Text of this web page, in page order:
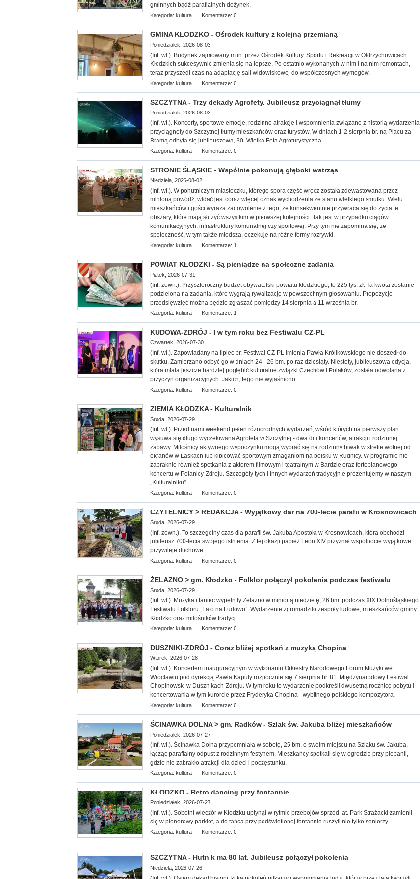
gminnych bądź parafialnych dożynek.
Kategoria: kultura Komentarze: 0
GMINA KŁODZKO - Ośrodek kultury z kolejną przemianą
Poniedziałek, 2026-08-03
(Inf. wł.). Budynek zajmowany m.in. przez Ośrodek Kultury, Sportu i Rekreacji w Ołdrzychowicach
Kłodzkich su kcesywnie zmienia się na lepsze. Po ostatnio wykonanych w nim i na nim remontach,
teraz przyszedł czas na adaptację sali widowiskowej do współczesnych wymogów.
Kategoria: kultura Komentarze: 0
SZCZYTNA - Trzy dekady Agrofety. Jubileusz przyciągnął tłumy
Poniedziałek, 2026-08-03
(Inf. wł.). Koncerty, sportowe emocje, rodzinne atrakcje i wspomnienia związane z historią wydarzenia
przyciągnęły do Szczytnej tłumy mieszkańców oraz turystów. W dniach 1-2 sierpnia br. na Placu za
Bramą odbyła się jubileuszowa, 30. Wielka Feta Agroturystyczna.
Kategoria: kultura Komentarze: 0
STRONIE ŚLĄSKIE - Wspólnie pokonują głęboki wstrząs
Niedziela, 2026-08-02
(Inf. wł.). W pohutniczym miasteczku, którego spora część wręcz została zdewastowana przez
minioną powódź, widać jest coraz więcej oznak wychodzenia ze stanu wielkiego smutku. Wielu
mieszkańców i gości wyraża zadowolenie z tego, że konsekwentnie przywraca się do życia te
obszary, które mają służyć wszystkim w pierwszej kolejności. Tak jest w przypadku ciągów
komunikacyjnych, infrastruktury komunalnej czy sportowej. Przy tym nie zapomina się, że
społeczność, w tym także młodsza, oczekuje na różne formy rozrywki.
Kategoria: kultura Komentarze: 1
POWIAT KŁODZKI - Są pieniądze na społeczne zadania
Piątek, 2026-07-31
(Inf. zewn.). Przyszłoroczny budżet obywatelski powiatu kłodzkiego, to 225 tys. zł. Ta kwota zostanie
podzielona na zadania, które wygrają rywalizację w powszechnym głosowaniu. Propozycje
przedsięwzięć można będzie zgłaszać pomiędzy 14 sierpnia a 11 września br.
Kategoria: kultura Komentarze: 1
KUDOWA-ZDRÓJ - I w tym roku bez Festiwalu CZ-PL
Czwartek, 2026-07-30
(Inf. wł.). Zapowiadany na lipiec br. Festiwal CZ-PL imienia Pawła Królikowskiego nie doszedł do
skutku. Zamierzano odbyć go w dniach 24 - 26 bm. po raz dziesiąty. Niestety, jubileuszowa edycja,
która miała jeszcze bardziej pogłębić kulturalne związki Czechów i Polaków, została odwołana z
przyczyn organizacyjnych. Jakich, tego nie wyjaśniono.
Kategoria: kultura Komentarze: 0
ZIEMIA KŁODZKA - Kulturalnik
Środa, 2026-07-29
(Inf. wł.). Przed nami weekend pełen różnorodnych wydarzeń, wśród których na pierwszy plan
wysuwa się długo wyczekiwana Agrofeta w Szczytnej - dwa dni koncertów, atrakcji i rodzinnej
zabawy. Miłośnicy aktywnego wypoczynku mogą wybrać się na rodzinny biwak w strefie wolnej od
ekranów w Laskach lub kibicować sportowym zmaganiom na boisku w Rudnicy. W programie nie
zabraknie również spotkania z aktorem filmowym i teatralnym w Bardzie oraz fortepianowego
koncertu w Polanicy-Zdroju. Szczegóły tych i innych wydarzeń tradycyjnie prezentujemy w naszym
„Kulturalniku”.
Kategoria: kultura Komentarze: 0
CZYTELNICY > REDAKCJA - Wyjątkowy dar na 700-lecie parafii w Krosnowicach
Środa, 2026-07-29
(Inf. zewn.). To szczególny czas dla parafii św. Jakuba Apostoła w Krosnowicach, która obchodzi
jubileusz 700-lecia swojego istnienia. Z tej okazji papież Leon XIV przyznał wspólnocie wyjątkowe
przywileje duchowe.
Kategoria: kultura Komentarze: 0
ŻELAZNO > gm. Kłodzko - Folklor połączył pokolenia podczas festiwalu
Środa, 2026-07-29
(Inf. wł.). Muzyka i taniec wypełniły Żelazno w minioną niedzielę, 26 bm. podczas XIX Dolnośląskiego
Festiwalu Folkloru „Lato na Ludowo”. Wydarzenie zgromadziło zespoły ludowe, mieszkańców gminy
Kłodzko oraz miłośników tradycji.
Kategoria: kultura Komentarze: 0
DUSZNIKI-ZDRÓJ - Coraz bliżej spotkań z muzyką Chopina
Wtorek, 2026-07-28
(Inf. wł.). Koncertem inauguracyjnym w wykonaniu Orkiestry Narodowego Forum Muzyki we
Wrocławiu pod dyrekcją Pawła Kapuły rozpocznie się 7 sierpnia br. 81. Międzynarodowy Festiwal
Chopinowski w Dusznikach-Zdroju. W tym roku to wydarzenie podkreśli dwusetną rocznicę pobytu i
koncertowania w tym kurorcie przez Fryderyka Chopina - wybitnego polskiego kompozytora.
Kategoria: kultura Komentarze: 0
ŚCINAWKA DOLNA > gm. Radków - Szlak św. Jakuba bliżej mieszkańców
Poniedziałek, 2026-07-27
(Inf. wł.). Ścinawka Dolna przypomniała w sobotę, 25 bm. o swoim miejscu na Szlaku św. Jakuba,
łącząc parafialny odpust z rodzinnym festynem. Mieszkańcy spotkali się w ogrodzie przy plebanii,
gdzie nie zabrakło atrakcji dla dzieci i poczęstunku.
Kategoria: kultura Komentarze: 0
KŁODZKO - Retro dancing przy fontannie
Poniedziałek, 2026-07-27
(Inf. wł.). Sobotni wieczór w Kłodzku upłynął w rytmie przebojów sprzed lat. Park Strażacki zamienił
się w plenerowy parkiet, a do tańca przy podświetlonej fontannie ruszyli nie tylko seniorzy.
Kategoria: kultura Komentarze: 0
SZCZYTNA - Hutnik ma 80 lat. Jubileusz połączył pokolenia
Niedziela, 2026-07-26